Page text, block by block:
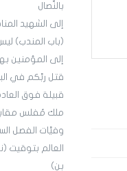
بالنِّصال
إلى الشهيد
(باب المندب)
إلى المؤمنين
قتل ربَّكم في
قبيلة فوق
ملك مُفلس
وفيَّات الفصل
العالم بتوقيت
بن)